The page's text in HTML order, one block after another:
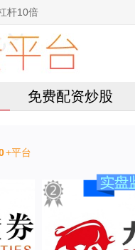
杆10倍
免费配资炒股
+平台